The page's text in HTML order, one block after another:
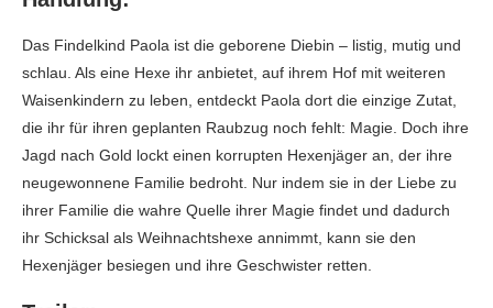
Das Findelkind Paola ist die geborene Diebin – listig, mutig und
schlau. Als eine Hexe ihr anbietet, auf ihrem Hof mit weiteren
Waisenkindern zu leben, entdeckt Paola dort die einzige Zutat,
die ihr für ihren geplanten Raubzug noch fehlt: Magie. Doch ihre
Jagd nach Gold lockt einen korrupten Hexenjäger an, der ihre
neugewonnene Familie bedroht. Nur indem sie in der Liebe zu
ihrer Familie die wahre Quelle ihrer Magie findet und dadurch
ihr Schicksal als Weihnachtshexe annimmt, kann sie den
Hexenjäger besiegen und ihre Geschwister retten.